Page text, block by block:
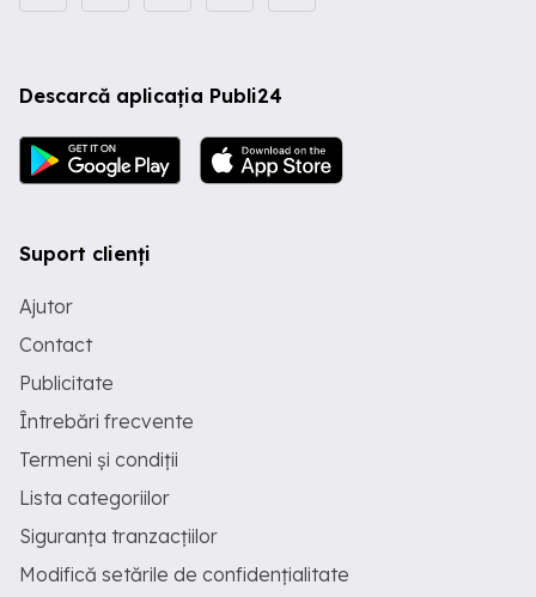
Descarcă aplicația Publi24
Suport clienți
Ajutor
Contact
Publicitate
Întrebări frecvente
Termeni și condiții
Lista categoriilor
Siguranța tranzacțiilor
Modifică setările de confidențialitate